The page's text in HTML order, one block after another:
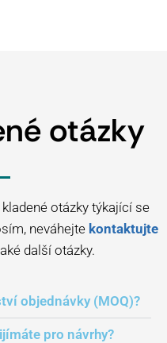
otázky
otázky týkající se
neváhejte kontaktujte
další otázky.
objednávky (MOQ)?
pro návrhy?